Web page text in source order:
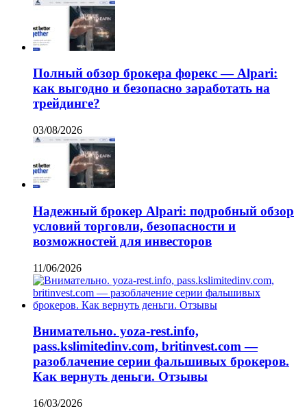
Полный обзор брокера форекс — Alpari:
как выгодно и безопасно заработать на
трейдинге?
03/08/2026
Надежный брокер Alpari: подробный обзор
условий торговли, безопасности и
возможностей для инвесторов
11/06/2026
Внимательно. yoza-rest.info,
pass.kslimitedinv.com, britinvest.com —
разоблачение серии фальшивых брокеров.
Как вернуть деньги. Отзывы
16/03/2026